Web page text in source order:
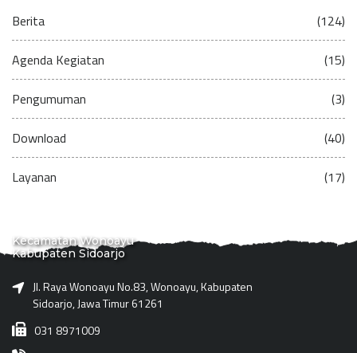
Berita (124)
Agenda Kegiatan (15)
Pengumuman (3)
Download (40)
Layanan (17)
Kecamatan Wonoayu
Kabupaten Sidoarjo
Jl. Raya Wonoayu No.83, Wonoayu, Kabupaten
Sidoarjo, Jawa Timur 61261
031 8971009